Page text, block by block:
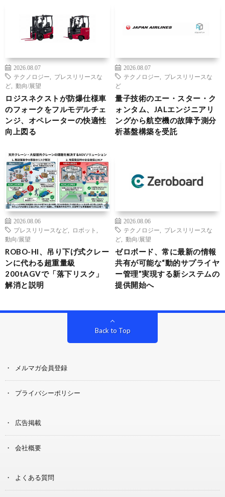
2026.08.07
テクノロジー
プレスリリースな
ど
動向/展望
ロジスネクストが防爆仕様車
のフォークをフルモデルチェ
ンジ、オペレーターの快適性
向上図る
2026.08.07
テクノロジー
プレスリリースな
ど
量子技術のエー・スター・ク
ォンタム、JALエンジニアリ
ングから航空機の故障予測分
析基盤構築を受託
2026.08.06
プレスリリースなど
ロボット
動向/展望
ROBO-HI、吊り下げ式クレー
ンに代わる超重量級
200tAGVで「落下リスク」
解消と説明
2026.08.06
テクノロジー
プレスリリースな
ど
動向/展望
ゼロボード、常に最新の情報
共有が可能な“動的サプライヤ
ー管理”実現する新システムの
提供開始へ
Back to Top
メルマガ会員登録
プライバシーポリシー
広告掲載
会社概要
よくある質問